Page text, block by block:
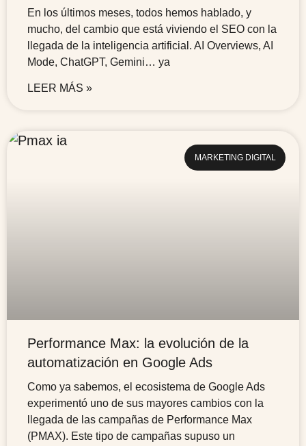
En los últimos meses, todos hemos hablado, y
mucho, del cambio que está viviendo el SEO con la
llegada de la inteligencia artificial. AI Overviews, AI
Mode, ChatGPT, Gemini… ya
LEER MÁS »
MARKETING DIGITAL
Performance Max: la evolución de la
automatización en Google Ads
Como ya sabemos, el ecosistema de Google Ads
experimentó uno de sus mayores cambios con la
llegada de las campañas de Performance Max
(PMAX). Este tipo de campañas supuso un